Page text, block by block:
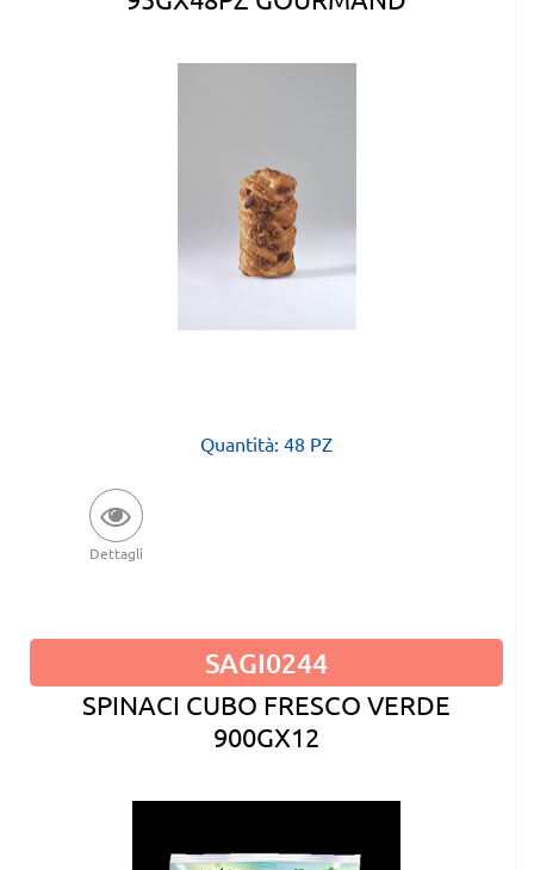
Quantità: 48 PZ
Dettagli
SAGI0244
SPINACI CUBO FRESCO VERDE
900GX12